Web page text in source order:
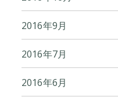
2016年9月
2016年7月
2016年6月